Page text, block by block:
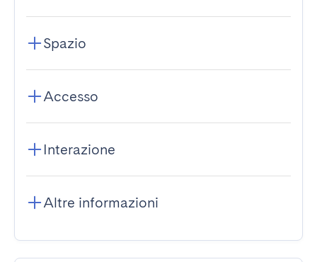
Spazio
Accesso
Interazione
Altre informazioni